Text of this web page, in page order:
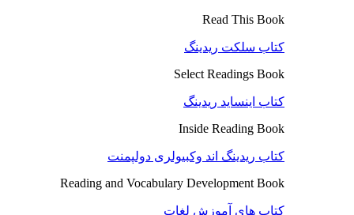
Read This Book
کتاب سلکت ریدینگ
Select Readings Book
کتاب اینساید ریدینگ
Inside Reading Book
کتاب ریدینگ اند وکبیولری دولپمنت
Reading and Vocabulary Development Book
کتاب های آموزش لغات